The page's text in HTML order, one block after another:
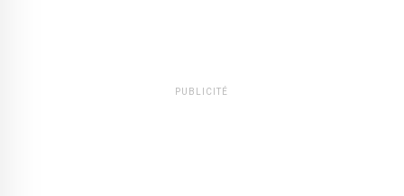
PUBLICITÉ